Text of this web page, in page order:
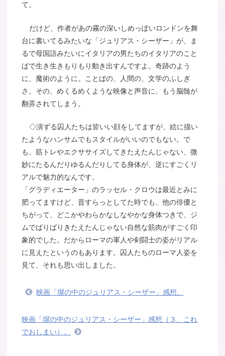
て。
だけど、作者があの霧の深いしめっぽいロンドンを舞
台に書いてるみたいな「ジュリアス・シーザー」が、ま
るで母国語みたいにイタリアの男たちのイタリアのこと
ばで生き生きもりもり動き出すんですよ。奇跡のよう
に、魔術のように。ことばの、人間の、文学のふしぎ
さ。その、めくるめくような映像と声音に、もう脳髄が
翻弄されてしまう。
◇演ずる囚人たちは皆いい顔をしてますが、絵に描い
たようなハンサムでもスタイルがいいのでもない。で
も、筋トレやエクササイズしてきたえたんじゃない、微
妙にたるんだりゆるんだりしてる身体が、逆にすごくリ
アルで魅力的なんです。
「グラディエーター」のラッセル・クロウは最近とみに
肥ってますけど、昔すらっとしてた時でも、他の俳優と
ちがって、どこかやわらかなしなやかな身体つきで、ジ
ムでばりばりきたえたんじゃない自然な筋肉がすごく印
象的でした。だからローマの軍人や剣闘士の姿がリアル
に見えたというのもあります。囚人たちのローマ人姿を
見て、それも思い出しました。
映画「塀の中のジュリアス・シーザー」感想。
映画「塀の中のジュリアス・シーザー」感想（３、これ
でおしまい）。